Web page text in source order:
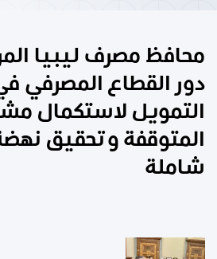
محافظ مصرف ليبيا
دور القطاع المصرفي
التمويل لاستكمال
المتوقفة وتحقيق
شاملة